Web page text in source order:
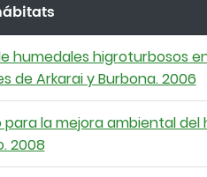
humedales higroturbosos
de Arkarai y Burbona. 2006
la mejora ambiental
2008